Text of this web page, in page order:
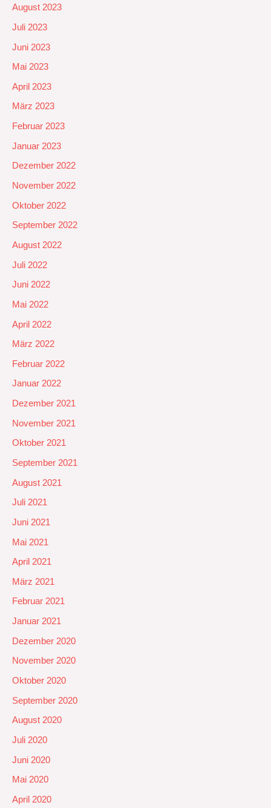
August 2023
Juli 2023
Juni 2023
Mai 2023
April 2023
März 2023
Februar 2023
Januar 2023
Dezember 2022
November 2022
Oktober 2022
September 2022
August 2022
Juli 2022
Juni 2022
Mai 2022
April 2022
März 2022
Februar 2022
Januar 2022
Dezember 2021
November 2021
Oktober 2021
September 2021
August 2021
Juli 2021
Juni 2021
Mai 2021
April 2021
März 2021
Februar 2021
Januar 2021
Dezember 2020
November 2020
Oktober 2020
September 2020
August 2020
Juli 2020
Juni 2020
Mai 2020
April 2020